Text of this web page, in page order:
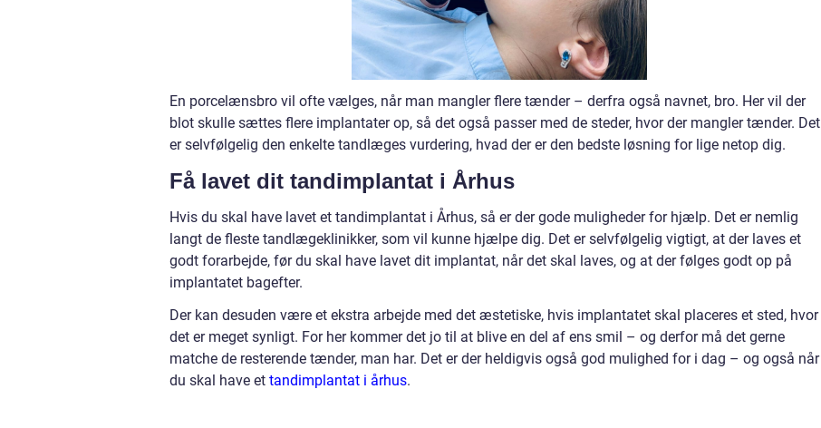
En porcelænsbro vil ofte vælges, når man mangler flere tænder – derfra også navnet, bro. Her vil der
blot skulle sættes flere implantater op, så det også passer med de steder, hvor der mangler tænder. Det
er selvfølgelig den enkelte tandlæges vurdering, hvad der er den bedste løsning for lige netop dig.
Få lavet dit tandimplantat i Århus
Hvis du skal have lavet et tandimplantat i Århus, så er der gode muligheder for hjælp. Det er nemlig
langt de fleste tandlægeklinikker, som vil kunne hjælpe dig. Det er selvfølgelig vigtigt, at der laves et
godt forarbejde, før du skal have lavet dit implantat, når det skal laves, og at der følges godt op på
implantatet bagefter.
Der kan desuden være et ekstra arbejde med det æstetiske, hvis implantatet skal placeres et sted, hvor
det er meget synligt. For her kommer det jo til at blive en del af ens smil – og derfor må det gerne
matche de resterende tænder, man har. Det er der heldigvis også god mulighed for i dag – og også når
du skal have et tandimplantat i århus.